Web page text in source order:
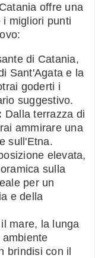
offre una
migliori punti
di Catania,
Sant'Agata e la
goderti i
suggestivo.
Dalla terrazza di
ammirare una
sull'Etna.
elevata,
sulla
per un
e della
mare, la lunga
brindisi con il